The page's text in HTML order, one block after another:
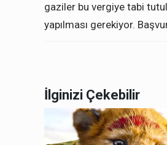
gaziler bu vergiye tabi
yapılması gerekiyor.